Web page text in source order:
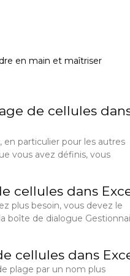
en main et maîtriser
de cellules
en particulier pour les autres
vous avez définis, vous
cellules dans
plus besoin, vous devez le
boîte de dialogue
cellules dans
plage par un nom plus